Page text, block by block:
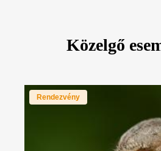
Közelgő
Rendezvény